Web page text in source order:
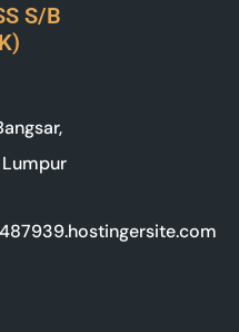
S/B